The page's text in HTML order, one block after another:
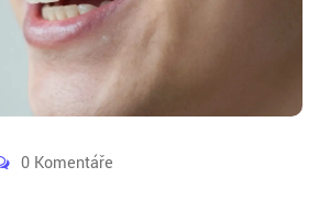
0 Komentáře